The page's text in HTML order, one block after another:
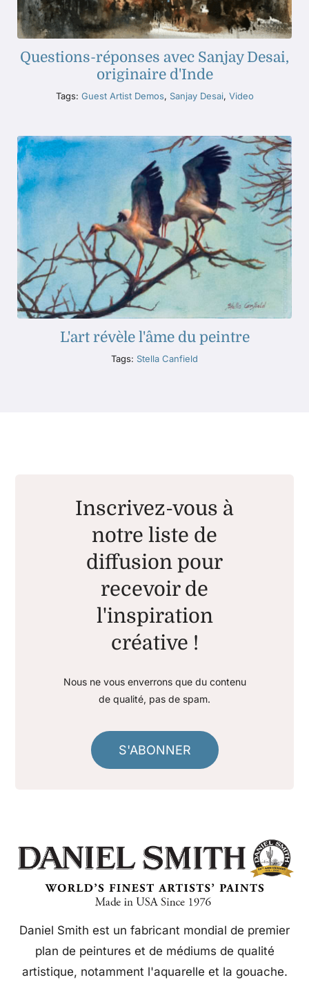
Questions-réponses avec Sanjay Desai,
originaire d'Inde
Tags: Guest Artist Demos, Sanjay Desai, Video
L'art révèle l'âme du peintre
Tags: Stella Canfield
Inscrivez-vous à
notre liste de
diffusion pour
recevoir de
l'inspiration
créative !
Nous ne vous enverrons que du contenu
de qualité, pas de spam.
S'ABONNER
Daniel Smith est un fabricant mondial de premier
plan de peintures et de médiums de qualité
artistique, notamment l'aquarelle et la gouache.